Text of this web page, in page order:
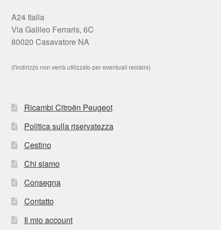
A24 Italia
Via Galileo Ferraris, 6C
80020 Casavatore NA
(l'indirizzo non verrà utilizzato per eventuali reclami)
Ricambi Citroën Peugeot
Politica sulla riservatezza
Cestino
Chi siamo
Consegna
Contatto
Il mio account